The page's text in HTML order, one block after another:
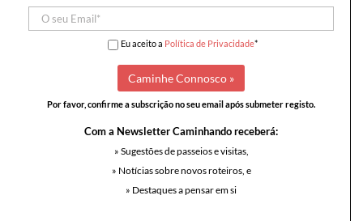
Eu aceito a Política de Privacidade*
Por favor, confirme a subscrição no seu email após submeter registo.
Com a Newsletter Caminhando receberá:
» Sugestões de passeios e visitas,
» Notícias sobre novos roteiros, e
» Destaques a pensar em si